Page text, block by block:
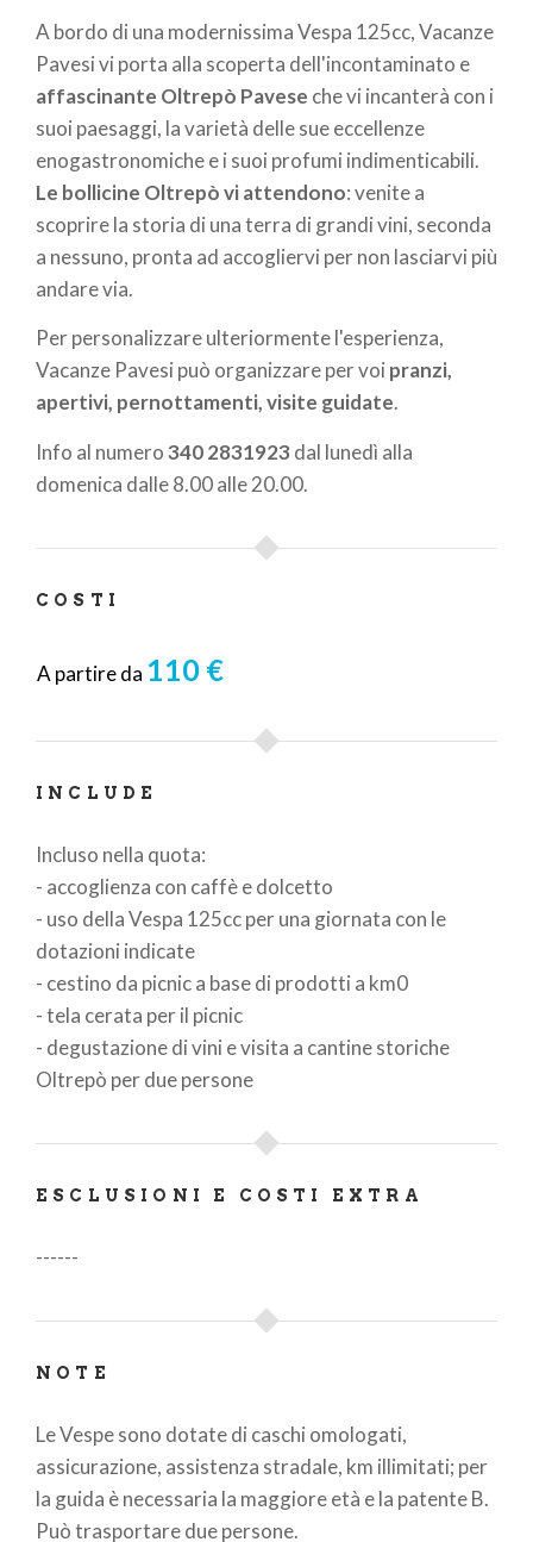
A bordo di una modernissima Vespa 125cc, Vacanze
Pavesi vi porta alla scoperta dell'incontaminato e
affascinante Oltrepò Pavese che vi incanterà con i
suoi paesaggi, la varietà delle sue eccellenze
enogastronomiche e i suoi profumi indimenticabili.
Le bollicine Oltrepò vi attendono: venite a
scoprire la storia di una terra di grandi vini, seconda
a nessuno, pronta ad accogliervi per non lasciarvi più
andare via.
Per personalizzare ulteriormente l'esperienza,
Vacanze Pavesi può organizzare per voi pranzi,
apertivi, pernottamenti, visite guidate.
Info al numero340 2831923 dal lunedì alla
domenica dalle 8.00 alle 20.00.
COSTI
A partire da 110 €
INCLUDE
Incluso nella quota:
- accoglienza con caffè e dolcetto
- uso della Vespa 125cc per una giornata con le
dotazioni indicate
- cestino da picnic a base di prodotti a km0
- tela cerata per il picnic
- degustazione di vini e visita a cantine storiche
Oltrepò per due persone
ESCLUSIONI E COSTI EXTRA
------
NOTE
Le Vespe sono dotate di caschi omologati,
assicurazione, assistenza stradale, km illimitati; per
la guida è necessaria la maggiore età e la patente B.
Può trasportare due persone.